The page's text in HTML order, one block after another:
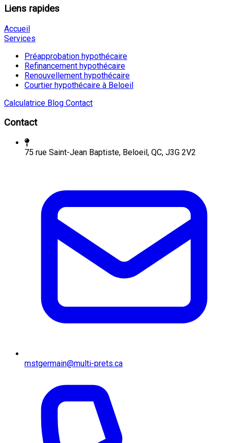
Liens rapides
Accueil
Services
Préapprobation hypothécaire
Refinancement hypothécaire
Renouvellement hypothécaire
Courtier hypothécaire à Beloeil
Calculatrice Blog Contact
Contact
75 rue Saint-Jean Baptiste, Beloeil, QC, J3G 2V2
mstgermain@multi-prets.ca